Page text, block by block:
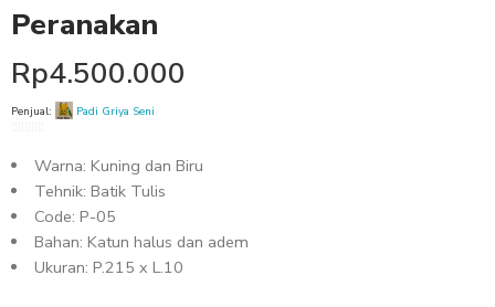
Peranakan
Rp4.500.000
Penjual: Padi Griya Seni
out
5
Warna: Kuning dan Biru
Tehnik: Batik Tulis
Code: P-05
Bahan: Katun halus dan adem
Ukuran: P.215 x L.10